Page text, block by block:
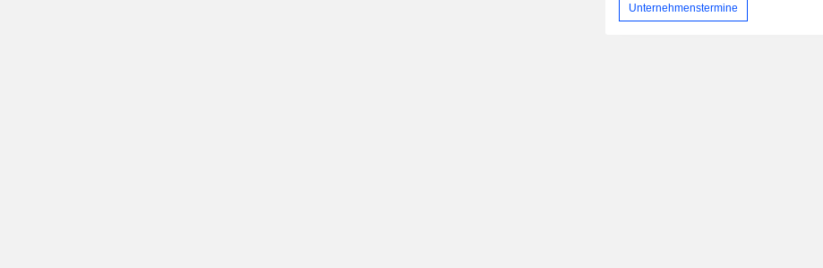
Unternehmenstermine